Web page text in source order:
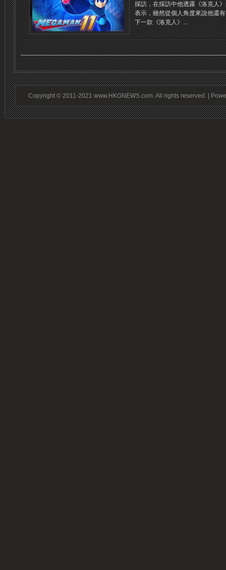
採訪，在採訪中他透露《洛克人
表示，雖然從個人角度來說他還
下一款《洛克人》...
Copyright © 2011-2021 www.HKGNEWS.com. All rights reserved. |